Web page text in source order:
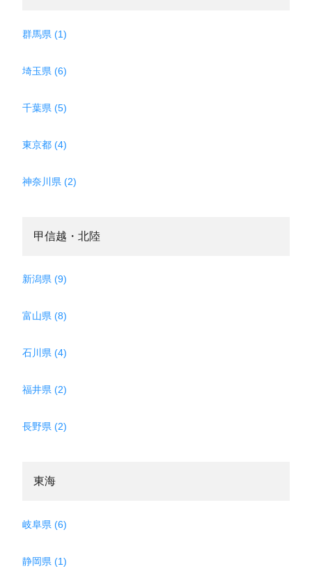
群馬県 (1)
埼玉県 (6)
千葉県 (5)
東京都 (4)
神奈川県 (2)
甲信越・北陸
新潟県 (9)
富山県 (8)
石川県 (4)
福井県 (2)
長野県 (2)
東海
岐阜県 (6)
静岡県 (1)